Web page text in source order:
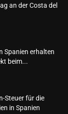
an der Costa del
Spanien erhalten
beim...
Steuer für die
in Spanien